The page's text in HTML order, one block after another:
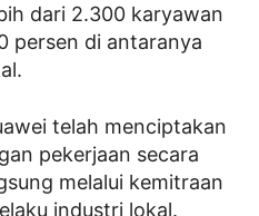
dari 2.300 karyawan
persen di antaranya
telah menciptakan
pekerjaan secara
melalui kemitraan
industri lokal.